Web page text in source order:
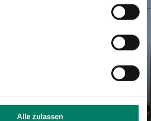
Alle zulassen
Pressemeldungen unserer